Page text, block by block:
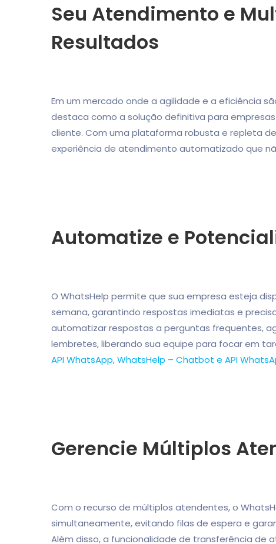
Seu Atendimento e
Resultados
Em um mercado onde a agilidade e a eficiência
destaca como a solução definitiva para
cliente. Com uma plataforma robusta e repleta
experiência de atendimento automatizado que
Automatize e
O WhatsHelp permite que sua empresa esteja
semana, garantindo respostas imediatas e
automatizar respostas a perguntas frequentes,
lembretes, liberando sua equipe para focar em
API WhatsApp,WhatsHelp – Chatbot e API
Gerencie Múltiplos
Com o recurso de múltiplos atendentes, o
simultaneamente, evitando filas de espera e
Além disso, a funcionalidade de transferência